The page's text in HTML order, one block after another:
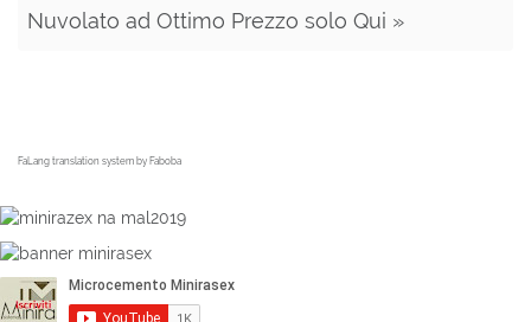
Nuvolato ad Ottimo Prezzo solo Qui »
FaLang translation system by Faboba